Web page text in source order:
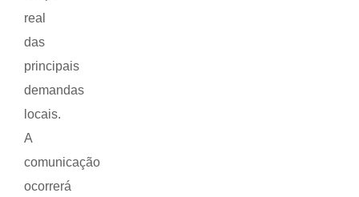
real
das
principais
demandas
locais.
A
comunicação
ocorrerá